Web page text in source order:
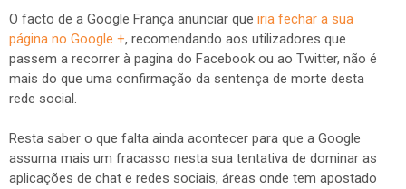
O facto de a Google França anunciar que iria fechar a sua
página no Google +, recomendando aos utilizadores que
passem a recorrer à pagina do Facebook ou ao Twitter, não é
mais do que uma confirmação da sentença de morte desta
rede social.
Resta saber o que falta ainda acontecer para que a Google
assuma mais um fracasso nesta sua tentativa de dominar as
aplicações de chat e redes sociais, áreas onde tem apostado